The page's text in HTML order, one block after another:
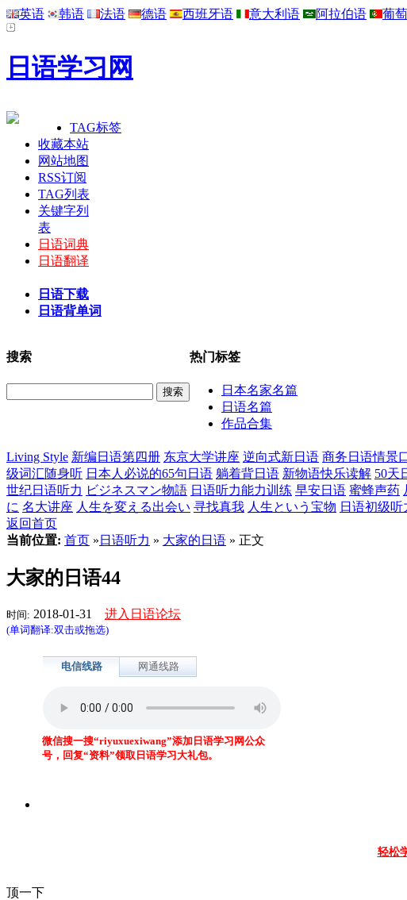
英语 韩语 法语 德语 西班牙语 意大利语 阿拉伯语 葡
日语学习网
TAG标签
收藏本站
网站地图
RSS订阅
TAG列表
关键字列
表
日语词典
日语翻译
日语下载
日语背单词
搜索
搜索
热门标签
日本名家名篇
日语名篇
作品合集
Living Style 新编日语第四册 东京大学讲座 逆向式新日语 商务日语情景
级词汇随身听 日本人必说的65句日语 躺着背日语 新物语快乐读解 50天
世纪日语听力 ビジネスマン物語 日语听力能力训练 早安日语 蜜蜂声药
に 名大讲座 人生を変える出会い 寻找真我 人生という宝物 日语初级听
返回首页
当前位置: 首页 » 日语听力 » 大家的日语 » 正文
大家的日语44
时间: 2018-01-31 进入日语论坛
(单词翻译:双击或拖选)
轻松
顶一下